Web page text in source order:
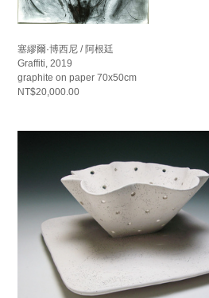
塞繆爾·博西尼 / 阿根廷
Graffiti, 2019
graphite on paper 70x50cm
NT$20,000.00